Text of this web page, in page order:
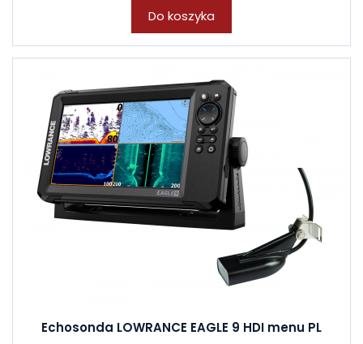
Do koszyka
Echosonda LOWRANCE EAGLE 9 HDI menu PL